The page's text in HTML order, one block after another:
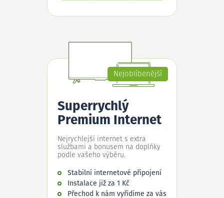
Nejoblíbenější
Superrychlý
Premium Internet
Nejrychlejší internet s extra
službami a bonusem na doplňky
podle vašeho výběru.
Stabilní internetové připojení
Instalace již za 1 Kč
Přechod k nám vyřídíme za vás